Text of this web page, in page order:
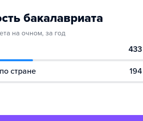
бакалавриата
на очном, за год
стране